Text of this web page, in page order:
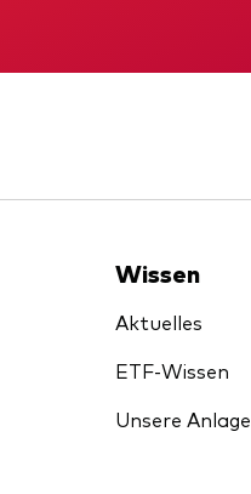
Wissen
Aktuelles
ETF-Wissen
Unsere